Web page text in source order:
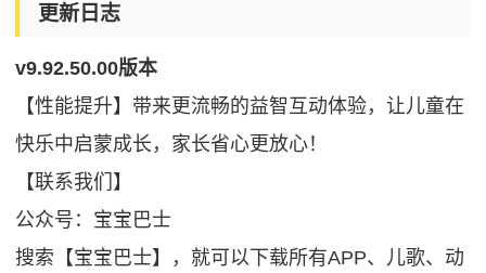
更新日志
v9.92.50.00版本
【性能提升】带来更流畅的益智互动体验，让儿童在
快乐中启蒙成长，家长省心更放心！
【联系我们】
公众号：宝宝巴士
搜索【宝宝巴士】，就可以下载所有APP、儿歌、动